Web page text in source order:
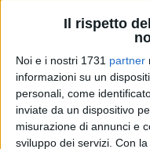
Il rispetto
Noi e i nostri 1731 partner
informazioni su un
personali, come
inviate da un dispositivo
misurazione di annunci e
sviluppo dei servizi. Con
5
Il 10 ottobre si celebra il
mondiale della salute